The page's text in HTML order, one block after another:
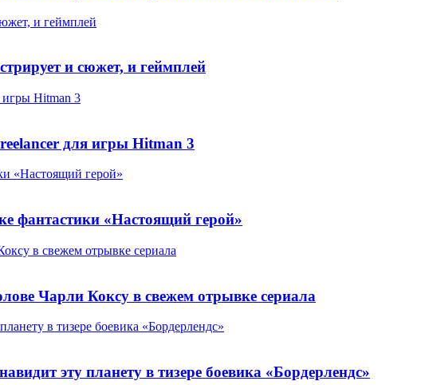
и геймплей
и сюжет, и геймплей
игры Hitman 3
для игры Hitman 3
«Настоящий герой»
фантастики «Настоящий герой»
в свежем отрывке сериала
Чарли Коксу в свежем отрывке сериала
в тизере боевика «Бордерлендс»
эту планету в тизере боевика «Бордерлендс»